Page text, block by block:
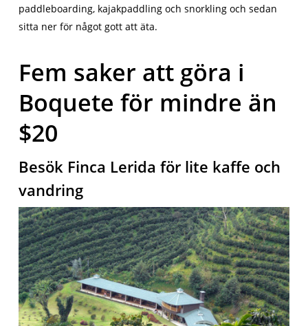
paddleboarding, kajakpaddling och snorkling och sedan
sitta ner för något gott att äta.
Fem saker att göra i
Boquete för mindre än
$20
Besök Finca Lerida för lite kaffe och
vandring